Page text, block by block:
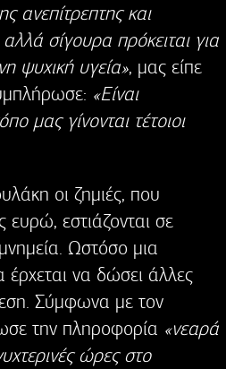
ανεπίτρεπτης και
σίγουρα πρόκειται για
ψυχική υγεία», μας είπε
«Είναι
μας γίνονται τέτοιοι
οι ζημιές, που
ευρώ, εστιάζονται σε
Ωστόσο μια
να δώσει άλλες
Σύμφωνα με τον
την πληροφορία «νεαρά
ώρες στο